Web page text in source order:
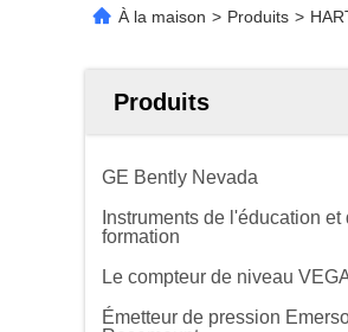
À la maison > Produits >
Produits
GE Bently Nevada
Instruments de l'éducation et
formation
Le compteur de niveau
Émetteur de pression